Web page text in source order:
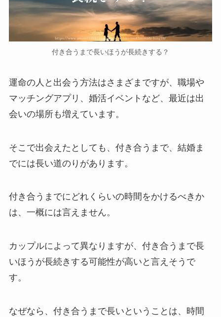
付き合うまで長いほうが長続きする？
運命の人と出会う方法はさまざまですが、職場や
マッチングアプリ、婚活イベントなど、最近は出
会いの場所も増えています。
そこで出会えたとしても、付き合うまで、結婚ま
でには長い道のりがあります。
付き合うまでにどれくらいの時間をかけるべきか
は、一概には言えません。
カップルによって異なりますが、付き合うまで長
いほうが長続きする可能性が高いと言えそうで
す。
なぜなら、付き合うまで長いということは、時間